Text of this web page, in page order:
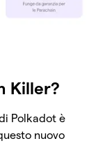
Killer?
Polkadot è
nuovo